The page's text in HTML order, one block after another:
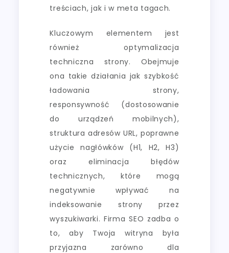
treściach, jak i w meta tagach.
Kluczowym elementem jest
również optymalizacja
techniczna strony. Obejmuje
ona takie działania jak szybkość
ładowania strony,
responsywność (dostosowanie
do urządzeń mobilnych),
struktura adresów URL, poprawne
użycie nagłówków (H1, H2, H3)
oraz eliminacja błędów
technicznych, które mogą
negatywnie wpływać na
indeksowanie strony przez
wyszukiwarki. Firma SEO zadba o
to, aby Twoja witryna była
przyjazna zarówno dla